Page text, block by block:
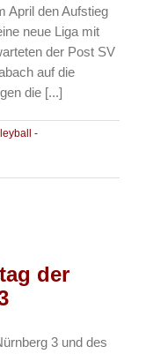
April den Aufstieg
neue Liga mit
der Post SV
auf die
die [...]
-
der
3 und des